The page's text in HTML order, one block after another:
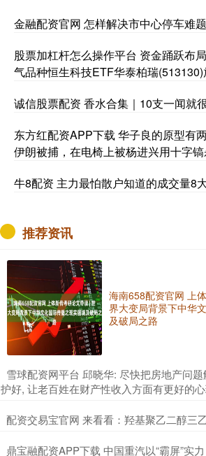
金融配资官网 怎样解决市中心停车难题
股票加杠杆怎么操作平台 资金踊跃布
气品种恒生科技ETF华泰柏瑞
诚信股票配资 香水合集｜10支一闻就
东方红配资APP下载 华子良的原型有
伊朗被捕，在电椅上被杨进兴用十字
牛8配资 主力最怕散户知道的成交量8
推荐资讯
海南658配资官网 上
界大变局背景下中华
及破局之路
雪球配资网平台 邱晓华: 尽快把房地产问
护好, 让老百姓在财产性收入方面有更好的
配资交易宝官网 来看看：羟基聚乙二醇三
鼎宝融配资APP下载 中国重汽以“霸屏”实